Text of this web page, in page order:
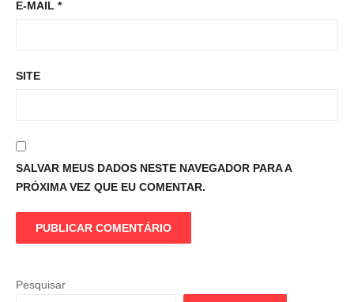
E-MAIL *
SITE
SALVAR MEUS DADOS NESTE NAVEGADOR PARA A
PRÓXIMA VEZ QUE EU COMENTAR.
Pesquisar